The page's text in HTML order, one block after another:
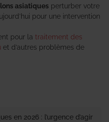
asiatiques perturber votre
pour une intervention
pour la traitement des
et d’autres problèmes de
en 2026 : l’urgence d’agir